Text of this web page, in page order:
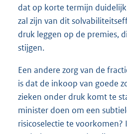
dat op korte termijn
zal zijn van dit
druk leggen op de premies,
stijgen.
Een andere zorg van de
is dat de inkoop van goede
zieken onder druk komt te
minister doen om een
risicoselectie te voorkomen?